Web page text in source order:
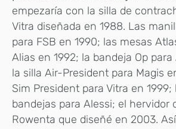
empezaría con la silla de
Vitra diseñada en 1988. Las
para FSB en 1990; las mesas
Alias en 1992; la bandeja Op para
la silla Air-President para Magis
Sim President para Vitra en 1999;
bandejas para Alessi; el hervidor
Rowenta que diseñé en 2003.